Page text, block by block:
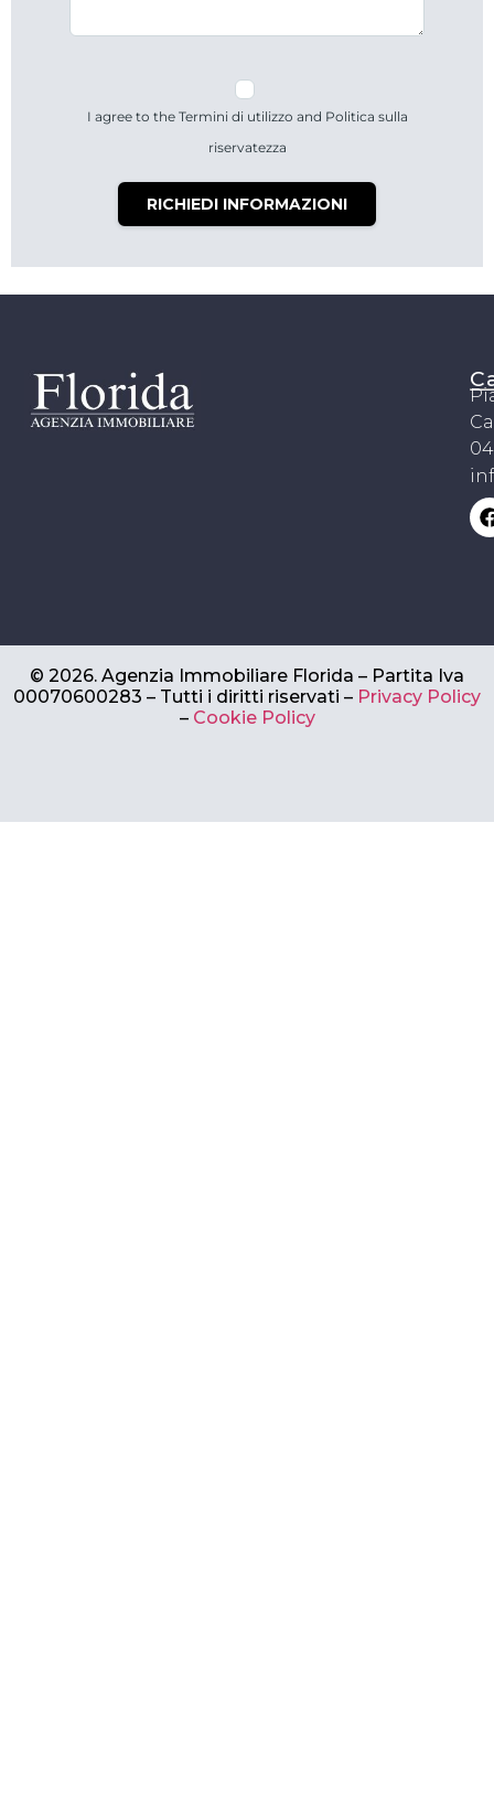
qualsiasi immobile residenziale, commerciale e
edificabile.Due sedi operative a Camposampiero e Padova.
I agree to the Termini di utilizzo and Politica sulla
riservatezza
RICHIEDI INFORMAZIONI
© 2026. Agenzia Immobiliare Florida – Partita Iva
00070600283 – Tutti i diritti riservati – Privacy Policy
– Cookie Policy